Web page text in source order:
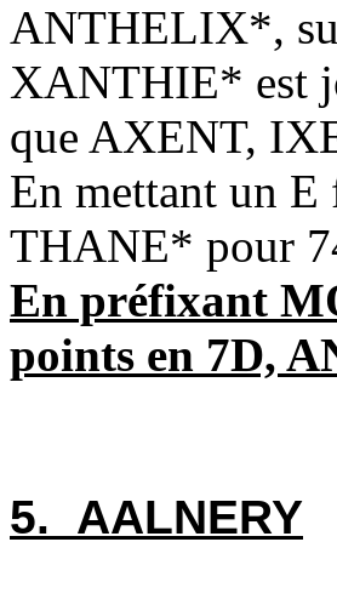
ANTHELIX*,
XANTHIE* est
que AXENT,
En mettant un
THANE* pour
En préfixant
points en 7D,
5. AALNERY